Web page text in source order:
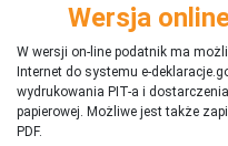
Wersja
W wersji on-line podatnik ma
Internet do systemu e-
wydrukowania PIT-a i
papierowej. Możliwe jest także
PDF.